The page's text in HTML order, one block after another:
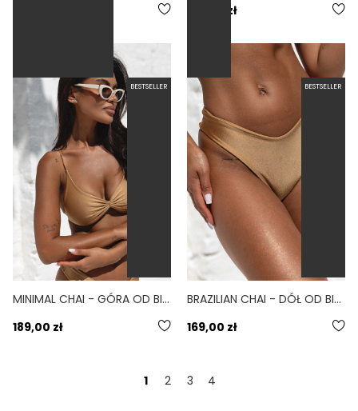
189,00 zł
BESTSELLER
MINIMAL CHAI - GÓRA OD BIKINI NA MAŁY BIUST WIĄZANE PLECY ZŁOTY
189,00 zł
BESTSELLER
BRAZILIAN CHAI - DÓŁ OD BIKINI BRAZYLIJSKI WYCIĘTY ZŁOTY
169,00 zł
1 2 3 4